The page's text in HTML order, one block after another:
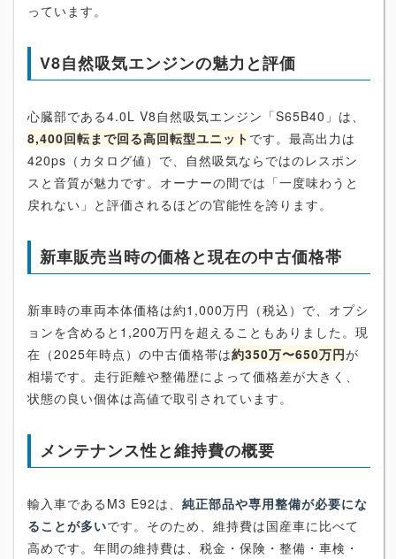
っています。
V8自然吸気エンジンの魅力と評価
心臓部である4.0L V8自然吸気エンジン「S65B40」は、
8,400回転まで回る高回転型ユニット です。最高出力は
420ps（カタログ値）で、自然吸気ならではのレスポン
スと音質が魅力です。オーナーの間では「一度味わうと
戻れない」と評価されるほどの官能性を誇ります。
新車販売当時の価格と現在の中古価格帯
新車時の車両本体価格は約1,000万円（税込）で、オプシ
ョンを含めると1,200万円を超えることもありました。現
在（2025年時点）の中古価格帯は約350万〜650万円が
相場です。走行距離や整備歴によって価格差が大きく、
状態の良い個体は高値で取引されています。
メンテナンス性と維持費の概要
輸入車であるM3 E92は、 純正部品や専用整備が必要にな
ることが多いです。そのため、維持費は国産車に比べて
高めです。年間の維持費は、税金・保険・整備・車検・